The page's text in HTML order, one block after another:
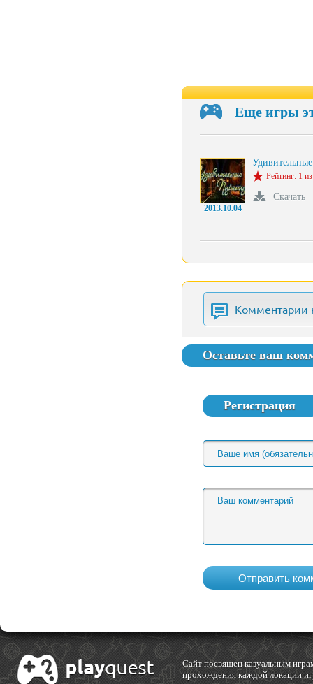
Еще игры
2013.10.04
Рейтинг: 1
Скачать
Комментарии
Оставьте ваш
Регистрация
Cайт посвящен казуальным
прохождения каждой локации